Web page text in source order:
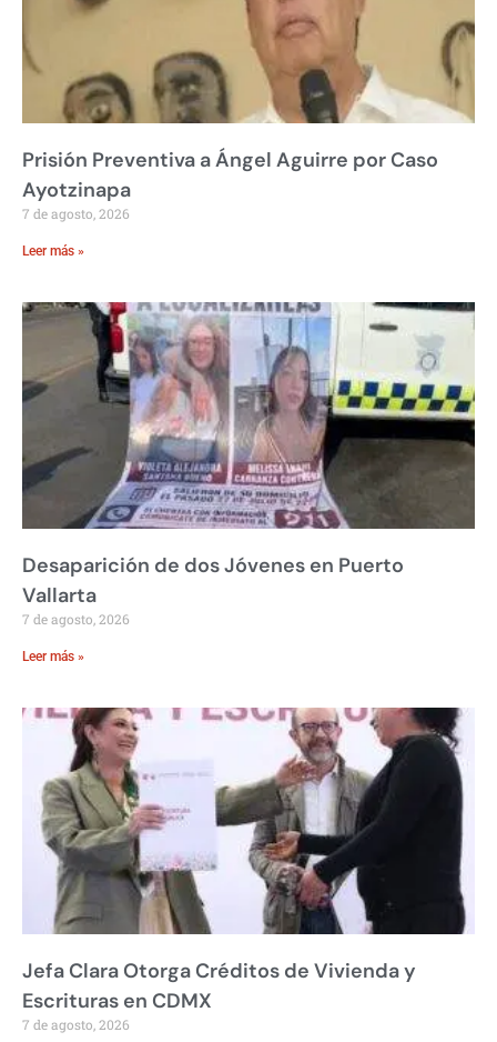
Prisión Preventiva a Ángel Aguirre por Caso
Ayotzinapa
7 de agosto, 2026
Leer más »
Desaparición de dos Jóvenes en Puerto
Vallarta
7 de agosto, 2026
Leer más »
Jefa Clara Otorga Créditos de Vivienda y
Escrituras en CDMX
7 de agosto, 2026